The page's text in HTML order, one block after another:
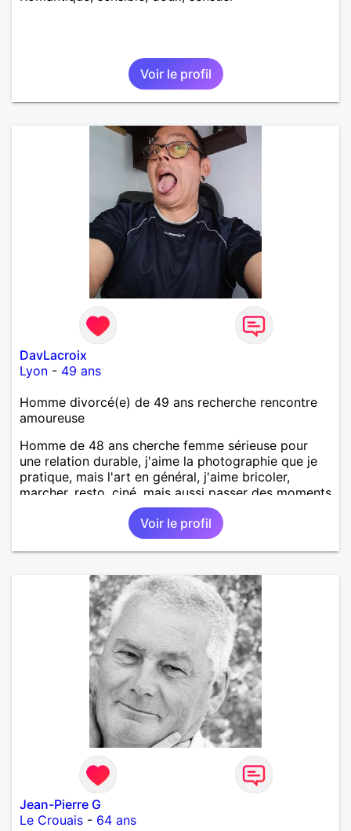
Voir le profil
DavLacroix
Lyon - 49 ans
Homme divorcé(e) de 49 ans recherche rencontre
amoureuse
Homme de 48 ans cherche femme sérieuse pour
une relation durable, j'aime la photographie que je
pratique, mais l'art en général, j'aime bricoler,
marcher, resto, ciné, mais aussi passer des moments
calme devant un bon film ou une série avec un
plateau repas. le reste est à découvrir.
Voir le profil
Jean-Pierre G
Le Crouais - 64 ans